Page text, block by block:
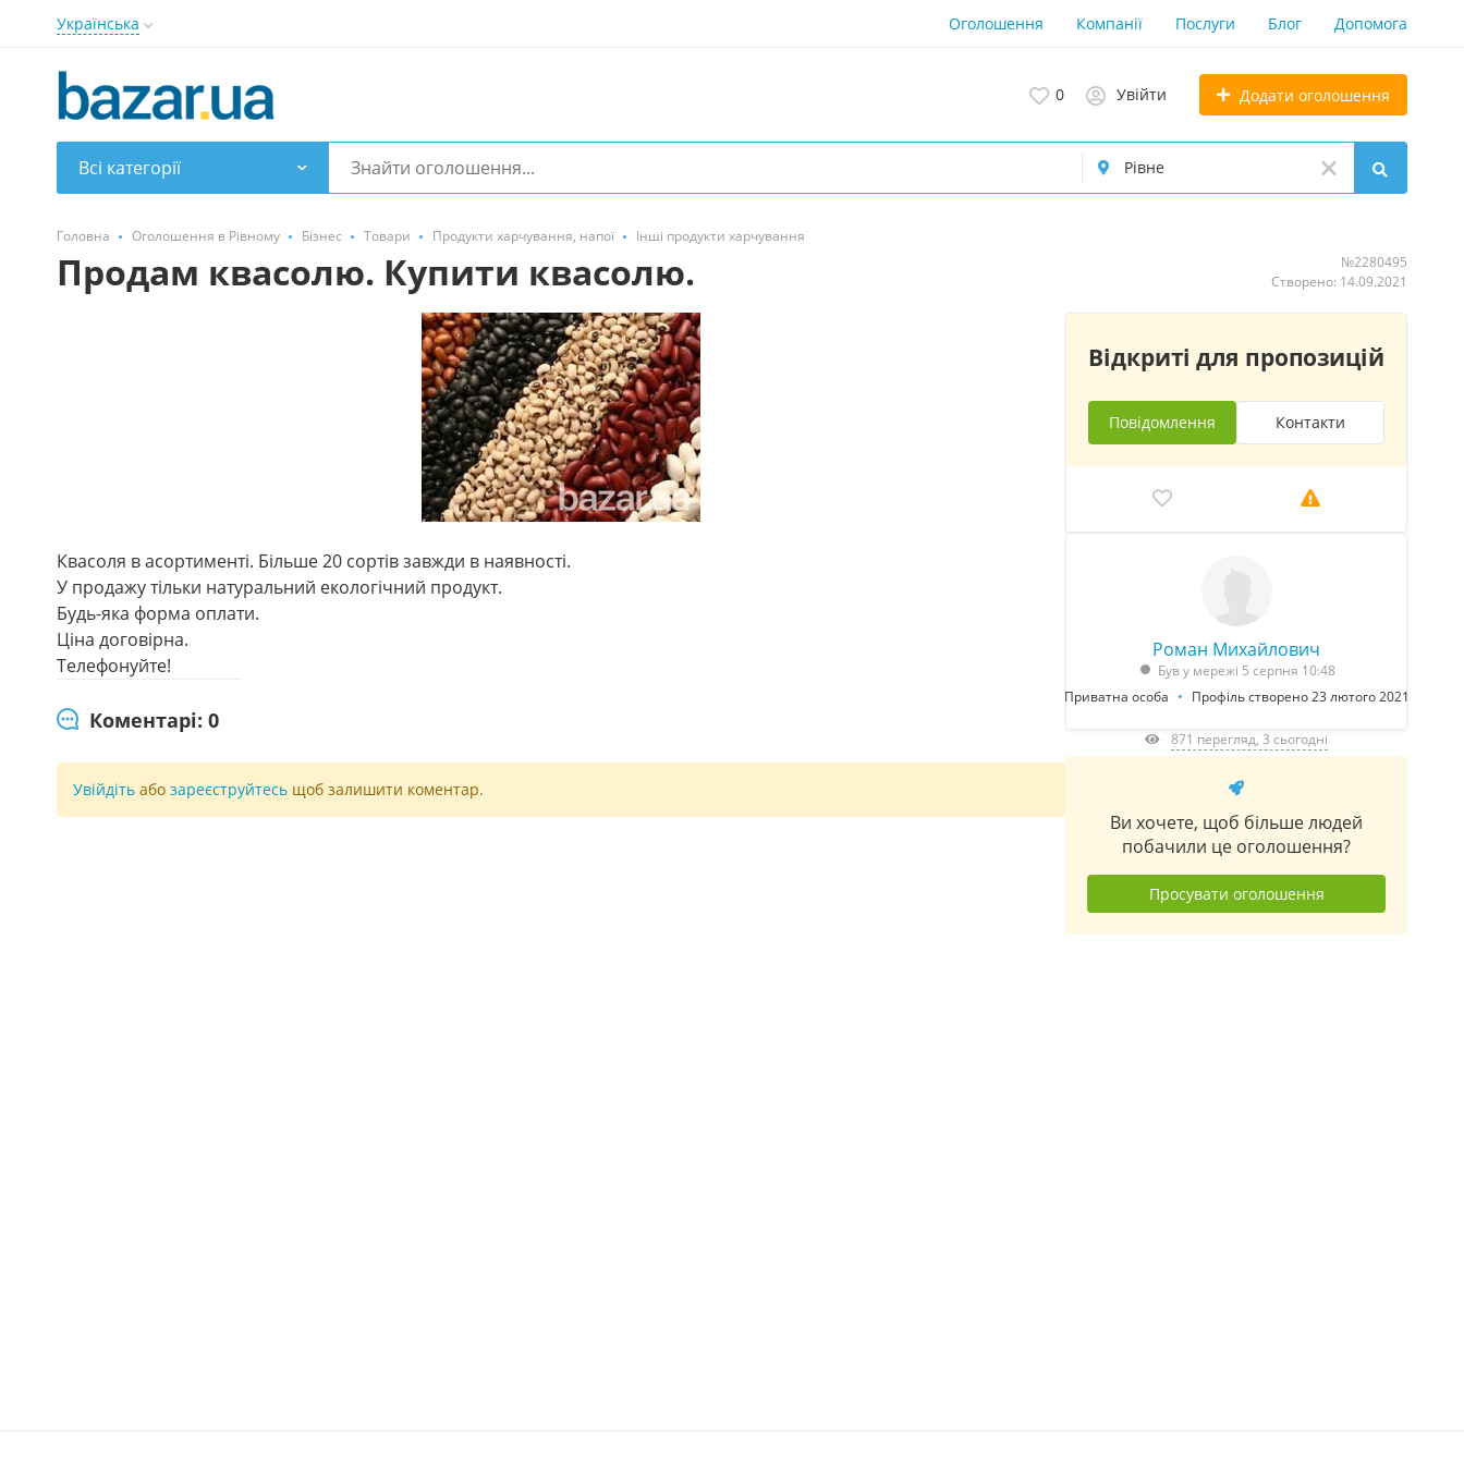
Українська Оголошення Компанії Послуги Блог Допомога
0 Увійти Додати оголошення
Всі категорії
Головна Оголошення в Рівному Бізнес Товари Продукти харчування, напої Інші продукти харчування
Продам квасолю. Купити квасолю.
№2280495
Створено: 14.09.2021
Квасоля в асортименті. Більше 20 сортів завжди в наявності.
У продажу тільки натуральний екологічний продукт.
Будь-яка форма оплати.
Ціна договірна.
Телефонуйте!
Коментарі: 0
Увійдіть або зареєструйтесь щоб залишити коментар.
Відкриті для пропозицій
Повідомлення Контакти
Роман Михайлович
Був у мережі 5 серпня 10:48
Приватна особа
Профіль створено 23 лютого 2021
871 перегляд, 3 сьогодні
Ви хочете, щоб більше людей
побачили це оголошення?
Просувати оголошення